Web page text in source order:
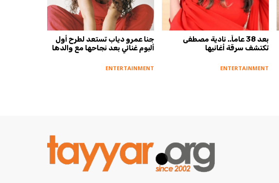
جنا عمرو دياب تستعد لطرح أول
ألبوم غنائي بعد نجاحها مع والدها
ENTERTAINMENT
بعد 38 عاماً.. نادية مصطفى
تكتشف سرقة أغانيها
ENTERTAINMENT